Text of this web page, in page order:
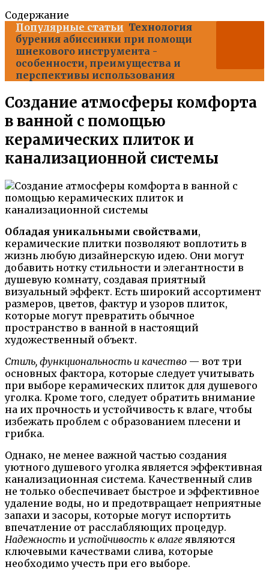
Содержание
Популярные статьи Технология
бурения абиссинки при помощи
шнекового инструмента -
особенности, преимущества и
перспективы использования
Создание атмосферы комфорта
в ванной с помощью
керамических плиток и
канализационной системы
Обладая уникальными свойствами,
керамические плитки позволяют воплотить в
жизнь любую дизайнерскую идею. Они могут
добавить нотку стильности и элегантности в
душевую комнату, создавая приятный
визуальный эффект. Есть широкий ассортимент
размеров, цветов, фактур и узоров плиток,
которые могут превратить обычное
пространство в ванной в настоящий
художественный объект.
Стиль, функциональность и качество — вот три
основных фактора, которые следует учитывать
при выборе керамических плиток для душевого
уголка. Кроме того, следует обратить внимание
на их прочность и устойчивость к влаге, чтобы
избежать проблем с образованием плесени и
грибка.
Однако, не менее важной частью создания
уютного душевого уголка является эффективная
канализационная система. Качественный слив
не только обеспечивает быстрое и эффективное
удаление воды, но и предотвращает неприятные
запахи и засоры, которые могут испортить
впечатление от расслабляющих процедур.
Надежность и устойчивость к влаге являются
ключевыми качествами слива, которые
необходимо учесть при его выборе.